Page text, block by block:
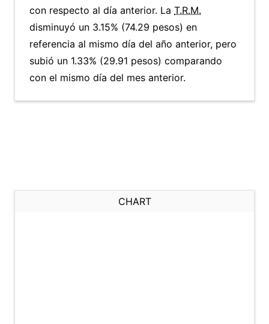
con respecto al día anterior. La T.R.M.
disminuyó un 3.15% (74.29 pesos) en
referencia al mismo día del año anterior, pero
subió un 1.33% (29.91 pesos) comparando
con el mismo día del mes anterior.
CHART